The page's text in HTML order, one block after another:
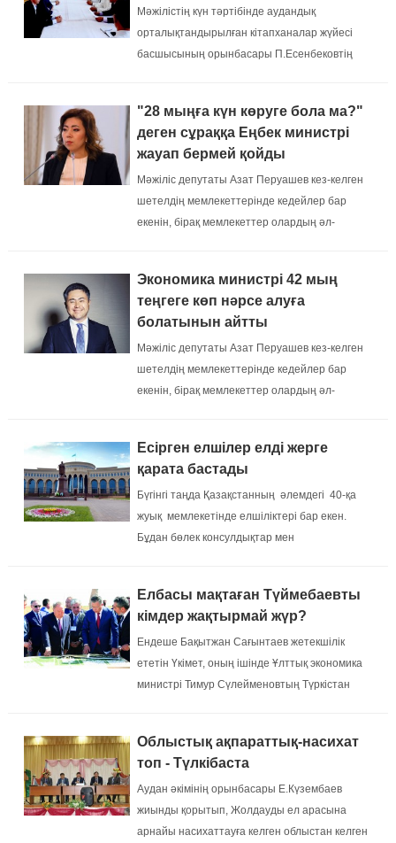
Мәжілістің күн тәртібінде аудандық
орталықтандырылған кітапханалар жүйесі
басшысының орынбасары П.Есенбековтің
аудандық діни бірлестіктердің жетекшілері
«Рухани келісім» күніне арналған бая...
"28 мыңға күн көруге бола ма?"
деген сұраққа Еңбек министрі
жауап бермей қойды
Мәжіліс депутаты Азат Перуашев кез-келген
шетелдің мемлекеттерінде кедейлер бар
екенін, бірақ мемлекеттер олардың әл-
Экономика министрі 42 мың
теңгеге көп нәрсе алуға
болатынын айтты
Мәжіліс депутаты Азат Перуашев кез-келген
шетелдің мемлекеттерінде кедейлер бар
екенін, бірақ мемлекеттер олардың әл-
Есірген елшілер елді жерге
қарата бастады
Бүгінгі таңда Қазақстанның әлемдегі 40-қа
жуық мемлекетінде елшіліктері бар екен.
Бұдан бөлек консулдықтар мен
Елбасы мақтаған Түймебаевты
кімдер жақтырмай жүр?
Ендеше Бақытжан Сағынтаев жетекшілік
ететін Үкімет, оның ішінде Ұлттық экономика
министрі Тимур Сүлейменовтың Түркістан
Облыстық ақпараттық-насихат
топ - Түлкібаста
Аудан әкімінің орынбасары Е.Күзембаев
жиынды қорытып, Жолдауды ел арасына
арнайы насихаттауға келген облыстан келген